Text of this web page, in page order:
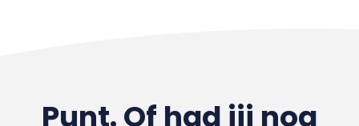
Punt. Of had jij nog